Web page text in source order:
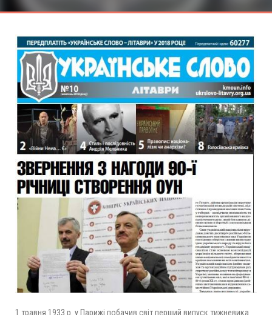
1 травня 1933 р. у Парижі побачив світ перший випуск тижневика